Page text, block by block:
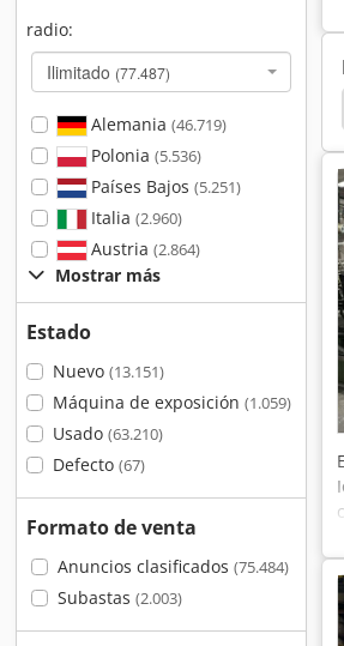
radio:
Ilimitado (77.487)
Alemania (46.719)
Polonia (5.536)
Países Bajos (5.251)
Italia (2.960)
Austria (2.864)
Mostrar más
Estado
Nuevo (13.151)
Máquina de exposición (1.059)
Usado (63.210)
Defecto (67)
Formato de venta
Anuncios clasificados (75.484)
Subastas (2.003)
Soporte De Sujecion